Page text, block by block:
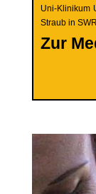
Uni-Klinikum
Straub in
Zur